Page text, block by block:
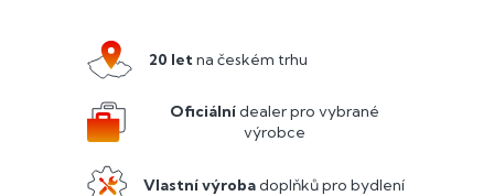
20 letna českém trhu
Oficiálnídealer pro vybrané
výrobce
Vlastní výrobadoplňků pro bydlení